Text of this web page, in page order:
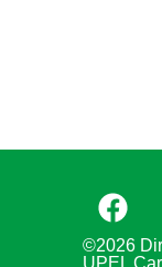
©2026
UPEL